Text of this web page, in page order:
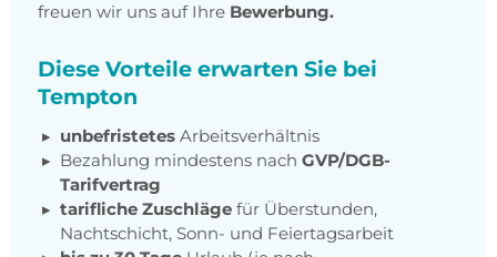
freuen wir uns auf Ihre Bewerbung.
Diese Vorteile erwarten Sie bei
Tempton
unbefristetes Arbeitsverhältnis
Bezahlung mindestens nach GVP/DGB-
Tarifvertrag
tarifliche Zuschläge für Überstunden,
Nachtschicht, Sonn- und Feiertagsarbeit